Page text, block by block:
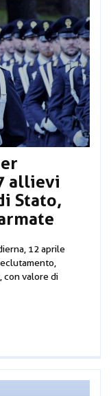
allievi
Stato,
12 aprile
con valore di